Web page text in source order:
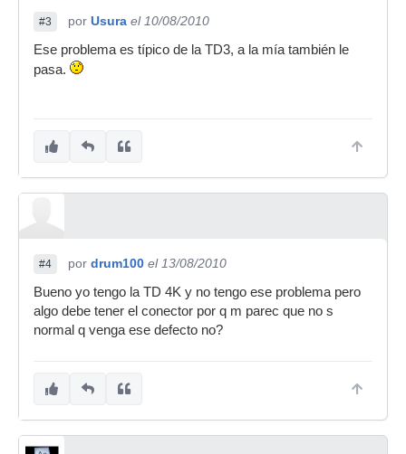
#3 por Usura el 10/08/2010
Ese problema es típico de la TD3, a la mía también le
pasa.
#4 por drum100 el 13/08/2010
Bueno yo tengo la TD 4K y no tengo ese problema pero
algo debe tener el conector por q m parec que no s
normal q venga ese defecto no?